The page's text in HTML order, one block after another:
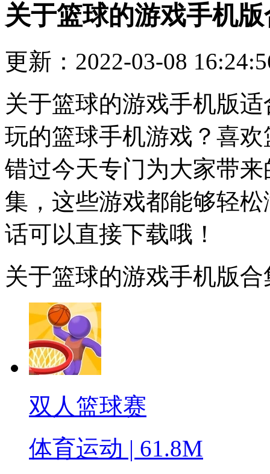
关于篮球的游戏手机
更新：2022-03-08
关于篮球的游戏手机版
玩的篮球手机游戏？喜
错过今天专门为大家带
集，这些游戏都能够轻
话可以直接下载哦！
关于篮球的游戏手机版合
双人篮球赛
体育运动 | 61.8M